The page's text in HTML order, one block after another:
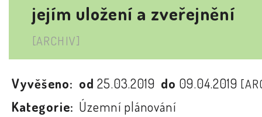
jejím uložení a zveřejnění
[ARCHIV]
Vyvěšeno: od25.03.2019 do 09.04.2019
Kategorie: Územní plánování